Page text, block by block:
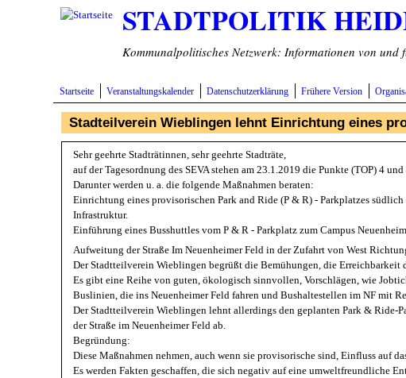
Direkt zum Inhalt STADTPOLITIK
Kommunalpolitisches Netzwerk: Informationen von
Startseite Veranstaltungskalender Datenschutzerklärung Frühere Version
Stadteilverein Wieblingen lehnt Einrichtung eines
Sehr geehrte Stadträtinnen, sehr geehrte Stadträte,
auf der Tagesordnung des SEVA stehen am 23.1.2019 die Punkte (TOP) 4
Darunter werden u. a. die folgende Maßnahmen beraten:
Einrichtung eines provisorischen Park and Ride (P & R) - Parkplatzes
Infrastruktur.
Einführung eines Busshuttles vom P & R - Parkplatz zum Campus
Aufweitung der Straße Im Neuenheimer Feld in der Zufahrt von West
Der Stadtteilverein Wieblingen begrüßt die Bemühungen, die Erreichbarkeit
Es gibt eine Reihe von guten, ökologisch sinnvollen, Vorschlägen, wie
Buslinien, die ins Neuenheimer Feld fahren und Bushaltestellen im NF mit
Der Stadtteilverein Wieblingen lehnt allerdings den geplanten Park & Ride-
der Straße im Neuenheimer Feld ab.
Begründung:
Diese Maßnahmen nehmen, auch wenn sie provisorische sind, Einfluss auf
Es werden Fakten geschaffen, die sich negativ auf eine umweltfreundliche